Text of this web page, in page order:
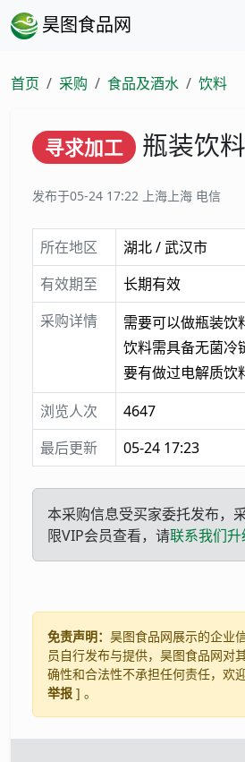
昊图食品网
首页 采购 食品及酒水 饮料
寻求加工 瓶装饮
发布于05-24 17:22 上海上海 电信
所在地区
湖北 / 武汉市
有效期至
长期有效
采购详情
需要可以做瓶装饮
饮料需具备无菌冷
要有做过电解质饮
浏览人次
4647
最后更新
05-24 17:23
本采购信息受买家委托发布，
限VIP会员查看，请联系我们升
免责声明： 昊图食品网展示的企业
员自行发布与提供，昊图食品网对
确性和合法性不承担任何责任，欢
举报 ] 。